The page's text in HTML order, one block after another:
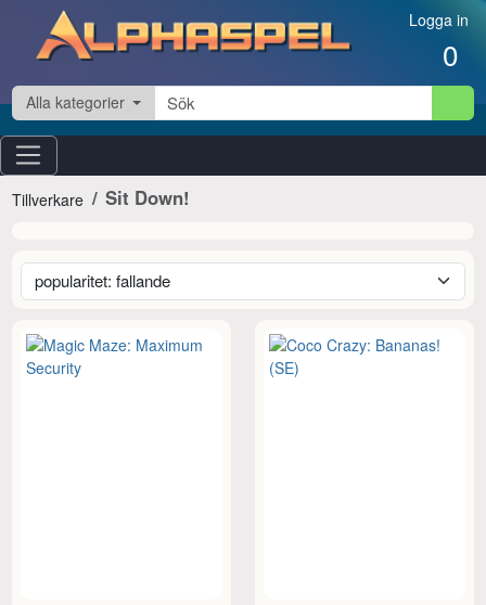
Hoppa till innehåll Logga in
0
Alla kategorier
Tillverkare Sit Down!